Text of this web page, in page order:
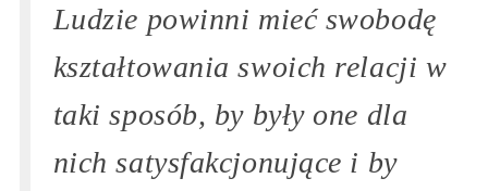
Ludzie powinni mieć swobodę
kształtowania swoich relacji w
taki sposób, by były one dla
nich satysfakcjonujące i by